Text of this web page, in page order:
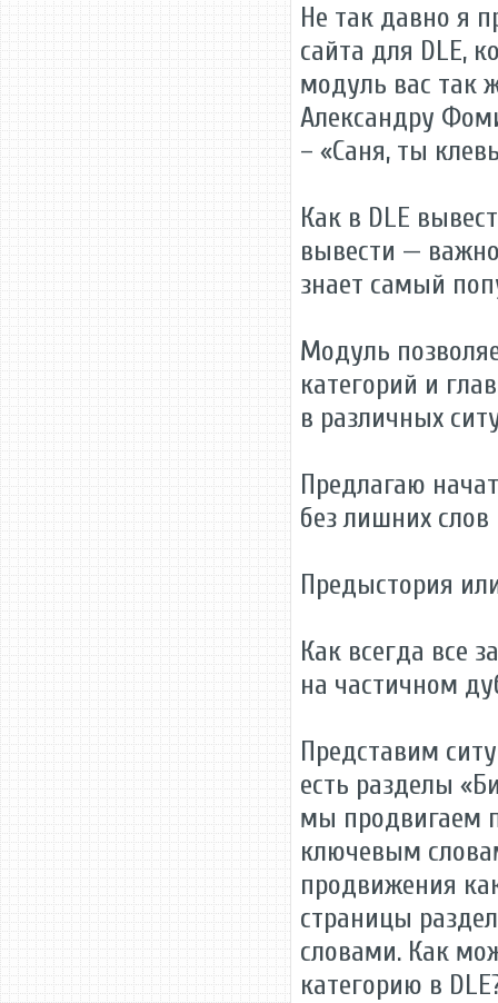
Не так давно я
сайта для DLE,
модуль вас так
Александру
– «Саня, ты
Как в DLE
вывести —
знает самый
Модуль
категорий и
в различных
Предлагаю
без лишних
Предыстория
Как всегда все
на частичном
Представим
есть разделы
мы продвигаем
ключевым
продвижения
страницы
словами. Как
категорию в